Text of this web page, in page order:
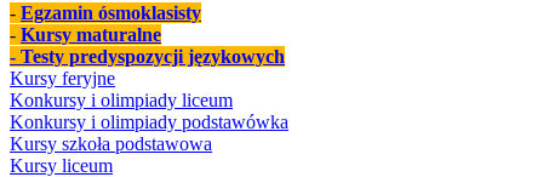
- Egzamin ósmoklasisty
- Kursy maturalne
- Testy predyspozycji językowych
Kursy feryjne
Konkursy i olimpiady liceum
Konkursy i olimpiady podstawówka
Kursy szkoła podstawowa
Kursy liceum